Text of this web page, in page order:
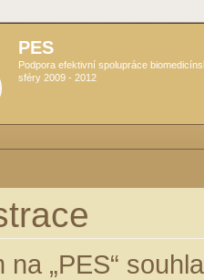
PES
Podpora efektivní spolupráce
sféry 2009 - 2012
na „PES“